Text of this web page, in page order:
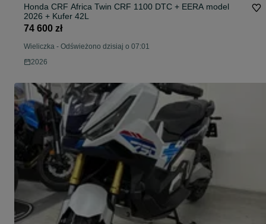
Honda CRF Africa Twin CRF 1100 DTC + EERA model
2026 + Kufer 42L
74 600 zł
Wieliczka - Odświeżono dzisiaj o 07:01
2026